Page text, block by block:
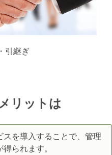
引継ぎ
リットは
を導入することで、管理
られます。